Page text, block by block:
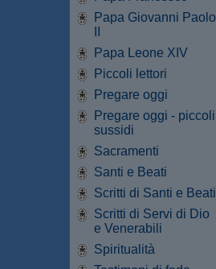
Papa Giovanni Paolo
Papa Leone XIV
Piccoli lettori
Pregare oggi
Pregare oggi - piccoli
sussidi
Sacramenti
Santi e Beati
Scritti di Santi e Beati
Scritti di Servi di Dio
e Venerabili
Spiritualità